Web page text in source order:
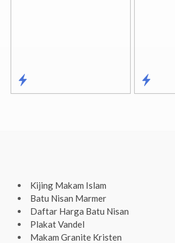
Kijing Makam Islam
Batu Nisan Marmer
Daftar Harga Batu Nisan
Plakat Vandel
Makam Granite Kristen